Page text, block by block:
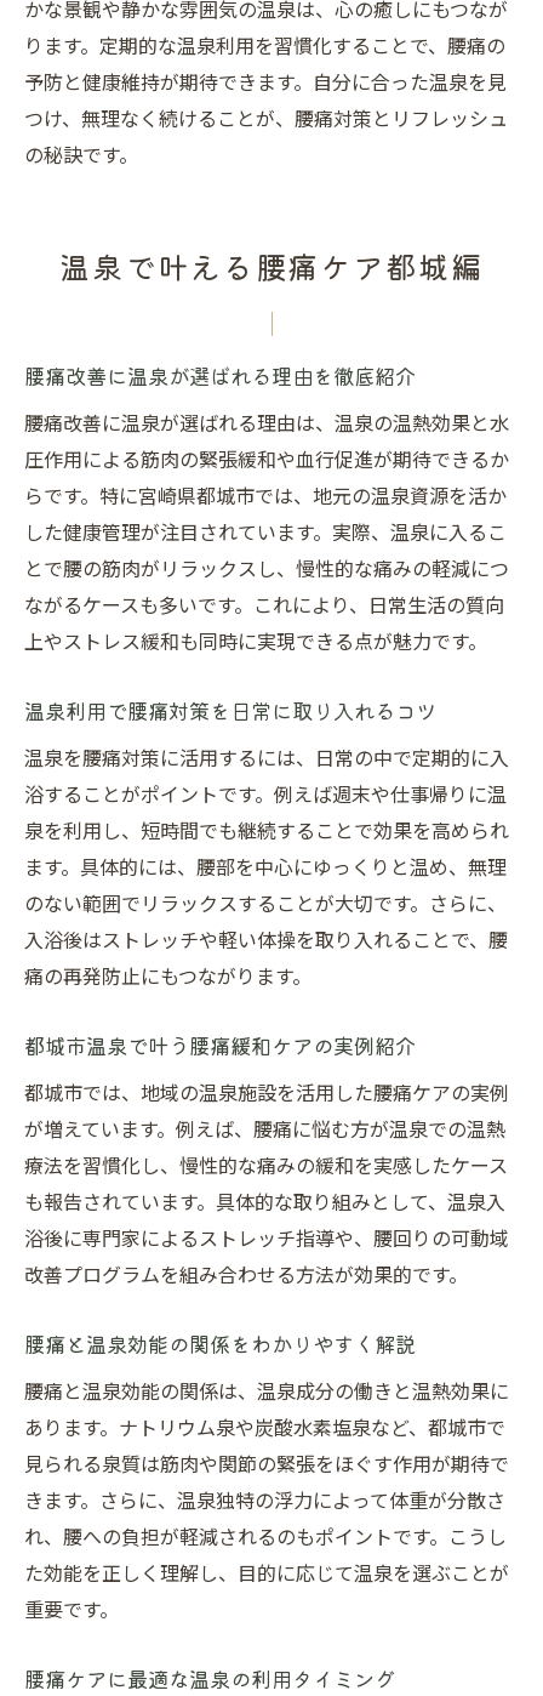
かな景観や静かな雰囲気の温泉は、心の癒しにもつなが
ります。定期的な温泉利用を習慣化することで、腰痛の
予防と健康維持が期待できます。自分に合った温泉を見
つけ、無理なく続けることが、腰痛対策とリフレッシュ
の秘訣です。
温泉で叶える腰痛ケア都城編
腰痛改善に温泉が選ばれる理由を徹底紹介
腰痛改善に温泉が選ばれる理由は、温泉の温熱効果と水
圧作用による筋肉の緊張緩和や血行促進が期待できるか
らです。特に宮崎県都城市では、地元の温泉資源を活か
した健康管理が注目されています。実際、温泉に入るこ
とで腰の筋肉がリラックスし、慢性的な痛みの軽減につ
ながるケースも多いです。これにより、日常生活の質向
上やストレス緩和も同時に実現できる点が魅力です。
温泉利用で腰痛対策を日常に取り入れるコツ
温泉を腰痛対策に活用するには、日常の中で定期的に入
浴することがポイントです。例えば週末や仕事帰りに温
泉を利用し、短時間でも継続することで効果を高められ
ます。具体的には、腰部を中心にゆっくりと温め、無理
のない範囲でリラックスすることが大切です。さらに、
入浴後はストレッチや軽い体操を取り入れることで、腰
痛の再発防止にもつながります。
都城市温泉で叶う腰痛緩和ケアの実例紹介
都城市では、地域の温泉施設を活用した腰痛ケアの実例
が増えています。例えば、腰痛に悩む方が温泉での温熱
療法を習慣化し、慢性的な痛みの緩和を実感したケース
も報告されています。具体的な取り組みとして、温泉入
浴後に専門家によるストレッチ指導や、腰回りの可動域
改善プログラムを組み合わせる方法が効果的です。
腰痛と温泉効能の関係をわかりやすく解説
腰痛と温泉効能の関係は、温泉成分の働きと温熱効果に
あります。ナトリウム泉や炭酸水素塩泉など、都城市で
見られる泉質は筋肉や関節の緊張をほぐす作用が期待で
きます。さらに、温泉独特の浮力によって体重が分散さ
れ、腰への負担が軽減されるのもポイントです。こうし
た効能を正しく理解し、目的に応じて温泉を選ぶことが
重要です。
腰痛ケアに最適な温泉の利用タイミング